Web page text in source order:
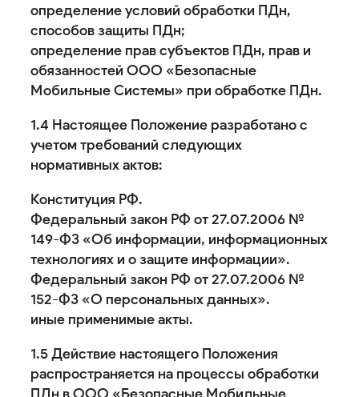
определение условий обработки ПДн,
способов защиты ПДн;
определение прав субъектов ПДн, прав и
обязанностей ООО «Безопасные
Мобильные Системы» при обработке ПДн.
1.4 Настоящее Положение разработано с
учетом требований следующих
нормативных актов:
Конституция РФ.
Федеральный закон РФ от 27.07.2006 №
149-ФЗ «Об информации, информационных
технологиях и о защите информации».
Федеральный закон РФ от 27.07.2006 №
152-ФЗ «О персональных данных».
иные применимые акты.
1.5 Действие настоящего Положения
распространяется на процессы обработки